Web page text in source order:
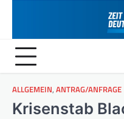
ALLGEMEIN, ANTRAG/ANFRAGE
Krisenstab